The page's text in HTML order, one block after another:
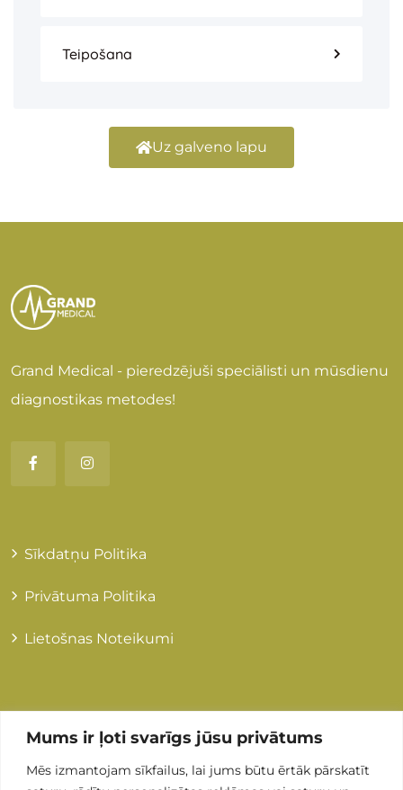
Mums ir ļoti svarīgs jūsu privātums
Mēs izmantojam sīkfailus, lai jums būtu ērtāk pārskatīt
Teipošana
Uz galveno lapu
Grand Medical - pieredzējuši speciālisti un mūsdienu
diagnostikas metodes!
Sīkdatņu Politika
Privātuma Politika
Lietošnas Noteikumi
Kontakti
+371 255 89 505